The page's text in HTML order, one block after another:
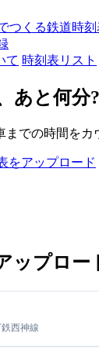
つくる鉄道時刻
て 時刻表リスト
あと何分?
までの時間をカ
をアップロード
ップロー
西神線